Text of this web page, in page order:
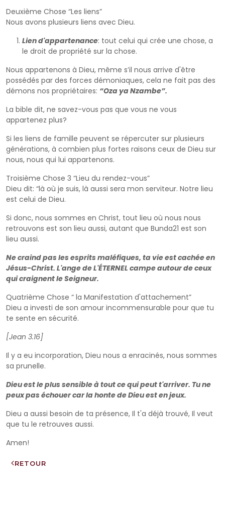
Deuxième Chose “Les liens”
Nous avons plusieurs liens avec Dieu.
Lien d'appartenance: tout celui qui crée une chose, a
le droit de propriété sur la chose.
Nous appartenons à Dieu, même s’il nous arrive d'être
possédés par des forces démoniaques, cela ne fait pas des
démons nos propriétaires: “Oza ya Nzambe”.
La bible dit, ne savez-vous pas que vous ne vous
appartenez plus?
Si les liens de famille peuvent se répercuter sur plusieurs
générations, à combien plus fortes raisons ceux de Dieu sur
nous, nous qui lui appartenons.
Troisième Chose 3 “Lieu du rendez-vous”
Dieu dit: “là où je suis, là aussi sera mon serviteur. Notre lieu
est celui de Dieu.
Si donc, nous sommes en Christ, tout lieu où nous nous
retrouvons est son lieu aussi, autant que Bunda21 est son
lieu aussi.
Ne craind pas les esprits maléfiques, ta vie est cachée en
Jésus-Christ. L'ange de L'ÉTERNEL campe autour de ceux
qui craignent le Seigneur.
Quatrième Chose “ la Manifestation d'attachement”
Dieu a investi de son amour incommensurable pour que tu
te sente en sécurité.
[Jean 3.16]
Il y a eu incorporation, Dieu nous a enracinés, nous sommes
sa prunelle.
Dieu est le plus sensible à tout ce qui peut t'arriver. Tu ne
peux pas échouer car la honte de Dieu est en jeux.
Dieu a aussi besoin de ta présence, Il t'a déjà trouvé, Il veut
que tu le retrouves aussi.
Amen!
RETOUR